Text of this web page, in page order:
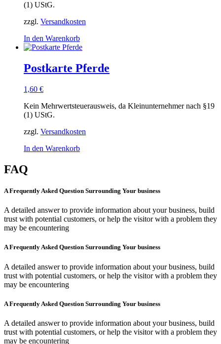
(1) UStG.
zzgl. Versandkosten
In den Warenkorb
Postkarte Pferde
1,60 €
Kein Mehrwertsteuerausweis, da Kleinunternehmer nach §19
(1) UStG.
zzgl. Versandkosten
In den Warenkorb
FAQ
A Frequently Asked Question Surrounding Your business
A detailed answer to provide information about your business, build
trust with potential customers, or help the visitor with a problem they
may be encountering
A Frequently Asked Question Surrounding Your business
A detailed answer to provide information about your business, build
trust with potential customers, or help the visitor with a problem they
may be encountering
A Frequently Asked Question Surrounding Your business
A detailed answer to provide information about your business, build
trust with potential customers, or help the visitor with a problem they
may be encountering